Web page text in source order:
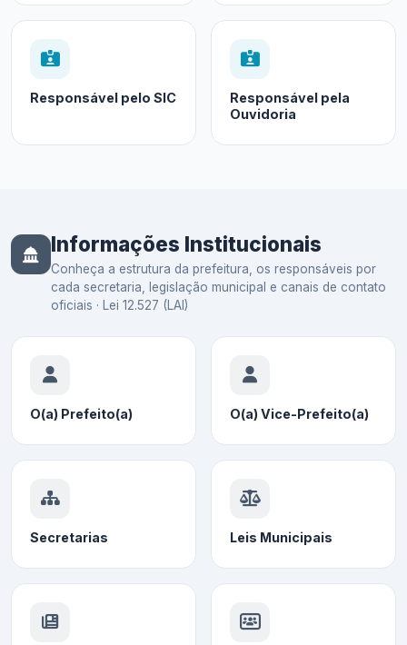
Responsável pelo SIC
Responsável pela
Ouvidoria
Informações Institucionais
Conheça a estrutura da prefeitura, os responsáveis por
cada secretaria, legislação municipal e canais de contato
oficiais · Lei 12.527 (LAI)
O(a) Prefeito(a) O(a) Vice-Prefeito(a)
Secretarias Leis Municipais